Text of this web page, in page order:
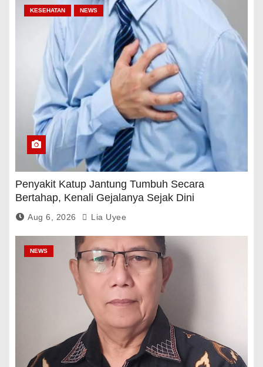
KESEHATAN NEWS
Penyakit Katup Jantung Tumbuh Secara
Bertahap, Kenali Gejalanya Sejak Dini
Aug 6, 2026 Lia Uyee
NEWS